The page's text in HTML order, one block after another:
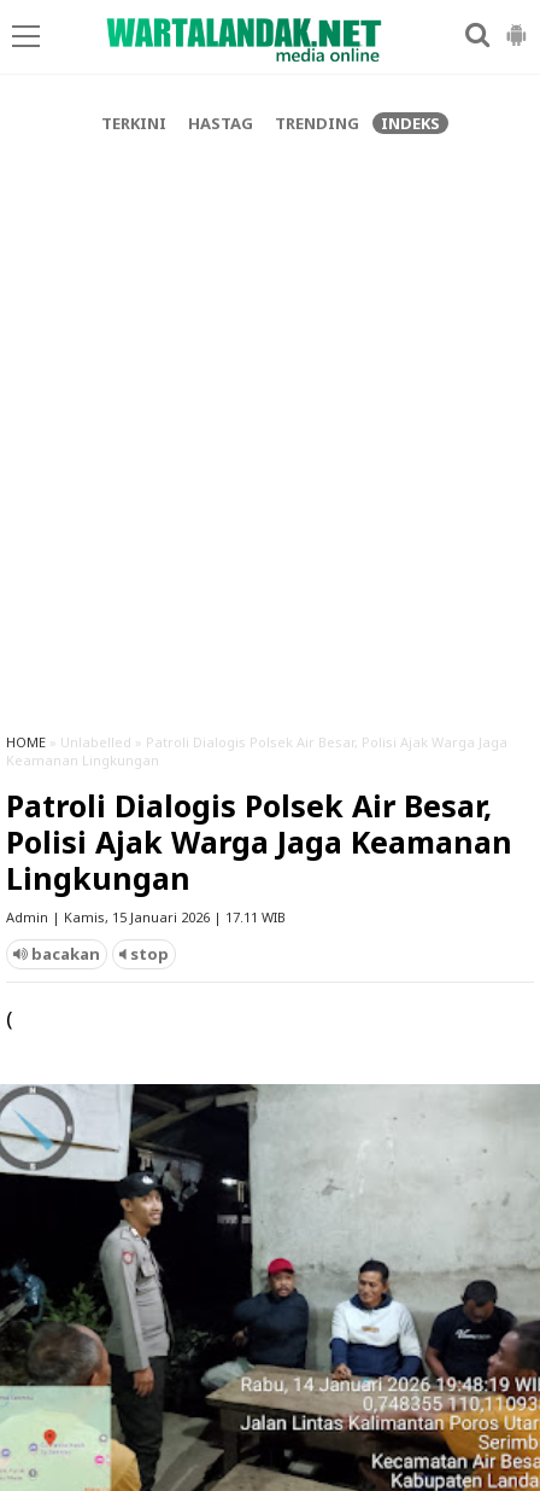
TERKINI HASTAG TRENDING INDEKS
HOME » Unlabelled » Patroli Dialogis Polsek Air Besar, Polisi Ajak Warga Jaga
Keamanan Lingkungan
Patroli Dialogis Polsek Air Besar,
Polisi Ajak Warga Jaga Keamanan
Lingkungan
Admin | Kamis, 15 Januari 2026 | 17.11 WIB
bacakan stop
(